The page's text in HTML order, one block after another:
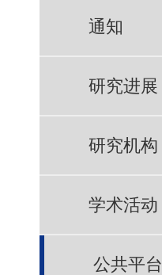
通知
研究进展
研究机构
学术活动
公共平台